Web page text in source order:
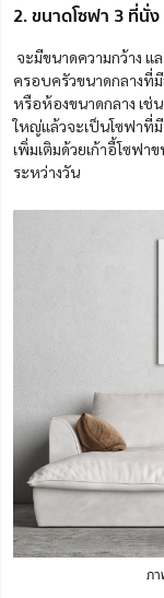
2. ขนาดโซฟา 3 ที่นั่
จะมีขนาดความกว้าง แ
ครอบครัวขนาดกลางที่
หรือห้องขนาดกลาง เช่
ใหญ่แล้วจะเป็นโซฟาที่
เพิ่มเติมด้วยเก้าอี้โซฟา
ระหว่างวัน
ภา